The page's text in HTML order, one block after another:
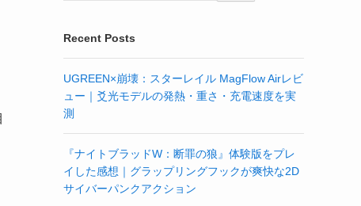
Recent Posts
UGREEN×崩壊：スターレイル MagFlow Airレビ
ュー｜爻光モデルの発熱・重さ・充電速度を実
測
『ナイトブラッドW：断罪の狼』体験版をプレ
イした感想｜グラップリングフックが爽快な2D
サイバーパンクアクション